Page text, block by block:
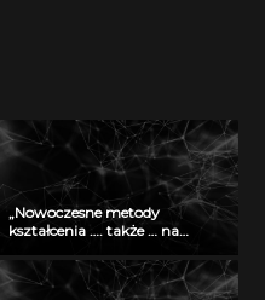
„Nowoczesne metody
kształcenia …. także … na
Radiu Akadera – 11 grudzień
2012